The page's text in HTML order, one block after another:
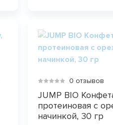
0 отзывов
JUMP BIO
протеиновая с
начинкой, 30 гр